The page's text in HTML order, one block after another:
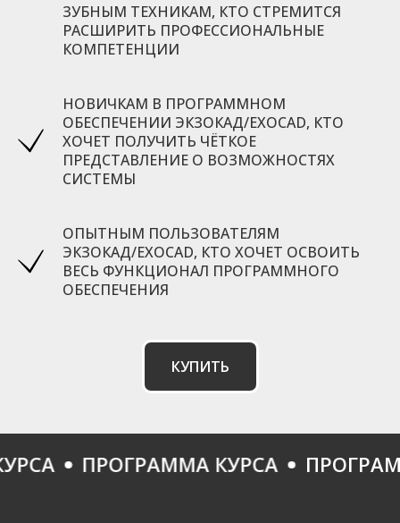
ЗУБНЫМ ТЕХНИКАМ, КТО СТРЕМИТСЯ
РАСШИРИТЬ ПРОФЕССИОНАЛЬНЫЕ
КОМПЕТЕНЦИИ
НОВИЧКАМ В ПРОГРАММНОМ
ОБЕСПЕЧЕНИИ ЭКЗОКАД/EXOCAD, КТО
ХОЧЕТ ПОЛУЧИТЬ ЧЁТКОЕ
ПРЕДСТАВЛЕНИЕ О ВОЗМОЖНОСТЯХ
СИСТЕМЫ
ОПЫТНЫМ ПОЛЬЗОВАТЕЛЯМ
ЭКЗОКАД/EXOCAD, КТО ХОЧЕТ ОСВОИТЬ
ВЕСЬ ФУНКЦИОНАЛ ПРОГРАММНОГО
ОБЕСПЕЧЕНИЯ
КУПИТЬ
ПРОГРАММА КУРСА